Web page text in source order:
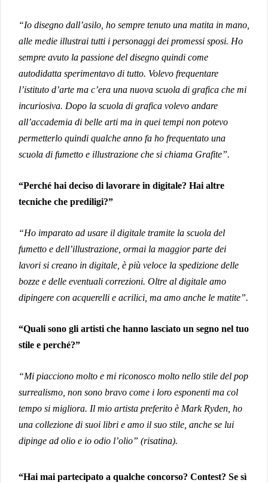
“Io disegno dall’asilo, ho sempre tenuto una matita in mano,
alle medie illustrai tutti i personaggi dei promessi sposi. Ho
sempre avuto la passione del disegno quindi come
autodidatta sperimentavo di tutto. Volevo frequentare
l’istituto d’arte ma c’era una nuova scuola di grafica che mi
incuriosiva. Dopo la scuola di grafica volevo andare
all’accademia di belle arti ma in quei tempi non potevo
permetterlo quindi qualche anno fa ho frequentato una
scuola di fumetto e illustrazione che si chiama Grafite”.
“Perché hai deciso di lavorare in digitale? Hai altre
tecniche che prediligi?”
“Ho imparato ad usare il digitale tramite la scuola del
fumetto e dell’illustrazione, ormai la maggior parte dei
lavori si creano in digitale, è più veloce la spedizione delle
bozze e delle eventuali correzioni. Oltre al digitale amo
dipingere con acquerelli e acrilici, ma amo anche le matite”.
“Quali sono gli artisti che hanno lasciato un segno nel tuo
stile e perché?”
“Mi piacciono molto e mi riconosco molto nello stile del pop
surrealismo, non sono bravo come i loro esponenti ma col
tempo si migliora. Il mio artista preferito è Mark Ryden, ho
una collezione di suoi libri e amo il suo stile, anche se lui
dipinge ad olio e io odio l’olio” (risatina).
“Hai mai partecipato a qualche concorso? Contest? Se sì